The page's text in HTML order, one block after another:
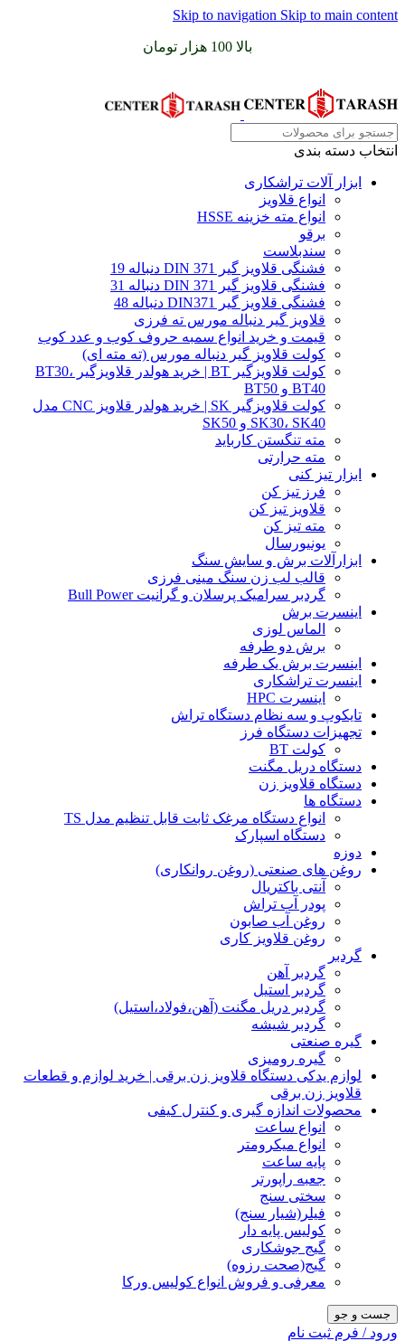
Skip to navigation Skip to main content
بالا 100 هزار تومان
انتخاب دسته بندی
ابزار آلات تراشکاری
انواع قلاویز
انواع مته خزینه HSSE
برقو
سندبلاست
فشنگی قلاویز گیر DIN 371 دنباله 19
فشنگی قلاویز گیر DIN 371 دنباله 31
فشنگی قلاویز گیر DIN371 دنباله 48
قلاویز گیر دنباله مورس ته فرزی
قیمت و خرید انواع سمبه حروف کوب و عدد کوب
کولت قلاویز گیر دنباله مورس (ته مته ای)
کولت قلاویزگیر BT | خرید هولدر قلاویزگیر BT30،
BT40 و BT50
کولت قلاویزگیر SK | خرید هولدر قلاویز CNC مدل
SK30، SK40 و SK50
مته تنگستن کارباید
مته حرارتی
ابزار تیز کنی
فرز تیز کن
قلاویز تیز کن
مته تیز کن
یونیورسال
ابزارآلات برش و سایش سنگ
قالب لب زن سنگ مینی فرزی
گردبر سرامیک پرسلان و گرانیت Bull Power
اینسرت برش
الماس لوزی
برش دو طرفه
اینسرت برش یک طرفه
اینسرت تراشکاری
اینسرت HPC
تایکوپ و سه نظام دستگاه تراش
تجهیزات دستگاه فرز
کولت BT
دستگاه دریل مگنت
دستگاه قلاویز زن
دستگاه ها
انواع دستگاه مرغک ثابت قابل تنظیم مدل TS
دستگاه اسپارک
دوزه
روغن های صنعتی (روغن روانکاری)
آنتی باکتریال
پودر آب تراش
روغن آب صابون
روغن قلاویز کاری
گردبر
گردبر آهن
گردبر استیل
گردبر دریل مگنت (آهن،فولاد،استیل)
گردبر شیشه
گیره صنعتی
گیره رومیزی
لوازم یدکی دستگاه قلاویز زن برقی | خرید لوازم و قطعات
قلاویز زن برقی
محصولات اندازه گیری و کنترل کیفی
انواع ساعت
انواع میکرومتر
پایه ساعت
جعبه راپورتر
سختی سنج
فیلر(شیار سنج)
کولیس پایه دار
گیج جوشکاری
گیج(صحت رزوه)
معرفی و فروش انواع کولیس ورکا
جست و جو
ورود / فرم ثبت نام